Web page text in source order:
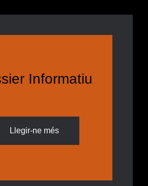
Informatiu
Llegir-ne més